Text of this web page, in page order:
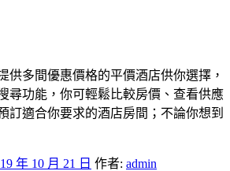
供多間優惠價格的平價酒店供你選擇，
尋功能，你可輕鬆比較房價、查看供應
訂適合你要求的酒店房間；不論你想到
年 10 月 21 日 作者: admin